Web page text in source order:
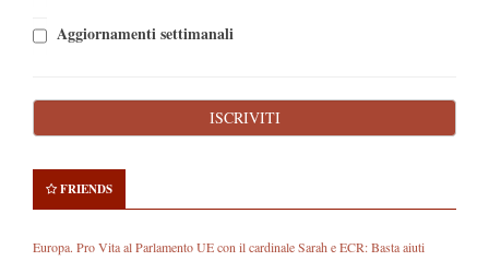
Aggiornamenti settimanali
FRIENDS
Europa. Pro Vita al Parlamento UE con il cardinale Sarah e ECR: Basta aiuti